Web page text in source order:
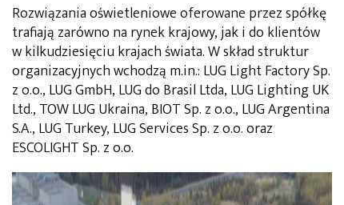
Rozwiązania oświetleniowe oferowane przez spółkę
trafiają zarówno na rynek krajowy, jak i do klientów
w kilkudziesięciu krajach świata. W skład struktur
organizacyjnych wchodzą m.in.: LUG Light Factory Sp.
z o.o., LUG GmbH, LUG do Brasil Ltda, LUG Lighting UK
Ltd., TOW LUG Ukraina, BIOT Sp. z o.o., LUG Argentina
S.A., LUG Turkey, LUG Services Sp. z o.o. oraz
ESCOLIGHT Sp. z o.o.